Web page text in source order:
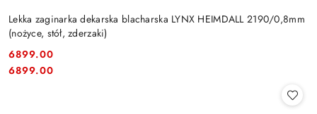
Lekka zaginarka dekarska blacharska LYNX HEIMDALL 2190/0,8mm
(nożyce, stół, zderzaki)
Cena:
6899.00
Cena:
6899.00